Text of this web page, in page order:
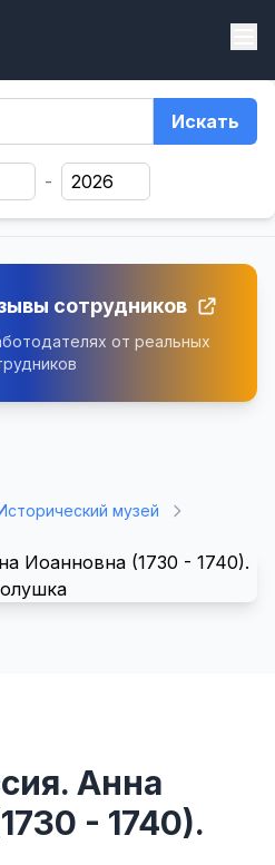
Искать
-
сотрудников
от реальных
музей
Анна
- 1740).